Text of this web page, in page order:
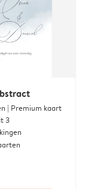
| Premium kaart
3